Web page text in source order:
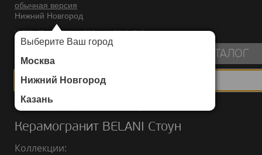
обычная версия
Нижний Новгород
Выберите Ваш город
Москва
Нижний Новгород
Казань
ИНТЕРНЕТ-МАГАЗИН НАПОЛЬНЫХ ПОКРЫТИЙ
КАТАЛОГ
Каталог
Керамогранит BELANI Стоун
Коллекции: